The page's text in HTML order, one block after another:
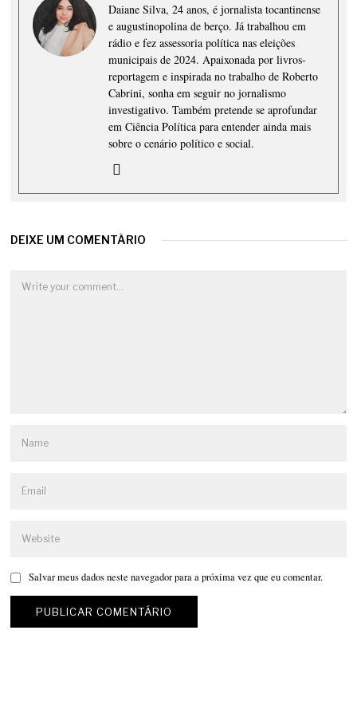
Daiane Silva, 24 anos, é jornalista tocantinense
e augustinopolina de berço. Já trabalhou em
rádio e fez assessoria política nas eleições
municipais de 2024. Apaixonada por livros-
reportagem e inspirada no trabalho de Roberto
Cabrini, sonha em seguir no jornalismo
investigativo. Também pretende se aprofundar
em Ciência Política para entender ainda mais
sobre o cenário político e social.
DEIXE UM COMENTÁRIO
Salvar meus dados neste navegador para a próxima vez que eu comentar.